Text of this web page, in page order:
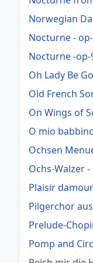
Norwegian
Nocturne -
Nocturne -op-
Oh Lady Be
Old French
On Wings of
O mio
Ochsen
Ochs-Walzer
Plaisir
Pilgerchor
Prelude-
Pomp and